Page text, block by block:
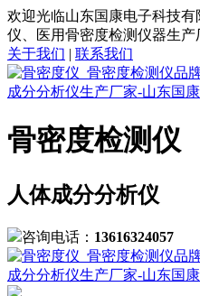
欢迎光临山东国康电子科技
仪、医用骨密度检测仪器生产
关于我们 | 联系我们
骨密度检测仪
人体成分分析仪
咨询电话： 13616324057